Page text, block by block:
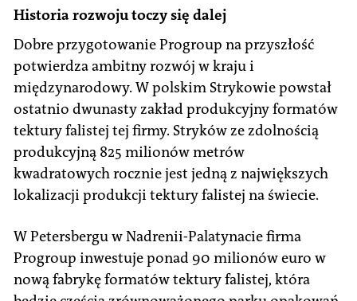
Historia rozwoju toczy się dalej
Dobre przygotowanie Progroup na przyszłość
potwierdza ambitny rozwój w kraju i
międzynarodowy. W polskim Strykowie powstał
ostatnio dwunasty zakład produkcyjny formatów
tektury falistej tej firmy. Stryków ze zdolnością
produkcyjną 825 milionów metrów
kwadratowych rocznie jest jedną z największych
lokalizacji produkcji tektury falistej na świecie.
W Petersbergu w Nadrenii-Palatynacie firma
Progroup inwestuje ponad 90 milionów euro w
nową fabrykę formatów tektury falistej, która